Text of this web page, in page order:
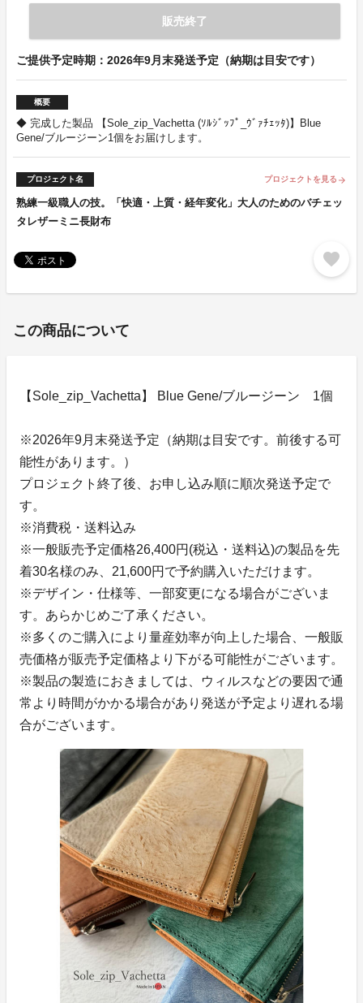
販売終了
ご提供予定時期：2026年9月末発送予定（納期は目安です）
概要
◆ 完成した製品 【Sole_zip_Vachetta (ｿﾙｼﾞｯﾌﾟ_ｳﾞｧﾁｪｯﾀ)】Blue
Gene/ブルージーン1個をお届けします。
プロジェクト名 プロジェクトを見る arrow_forward
熟練一級職人の技。「快適・上質・経年変化」大人のためのバチェッ
タレザーミニ長財布
favorite
この商品について
【Sole_zip_Vachetta】 Blue Gene/ブルージーン 1個
※2026年9月末発送予定（納期は目安です。前後する可
能性があります。）
プロジェクト終了後、お申し込み順に順次発送予定で
す。
※消費税・送料込み
※一般販売予定価格26,400円(税込・送料込)の製品を先
着30名様のみ、21,600円で予約購入いただけます。
※デザイン・仕様等、一部変更になる場合がございま
す。あらかじめご了承ください。
※多くのご購入により量産効率が向上した場合、一般販
売価格が販売予定価格より下がる可能性がございます。
※製品の製造におきましては、ウィルスなどの要因で通
常より時間がかかる場合があり発送が予定より遅れる場
合がございます。